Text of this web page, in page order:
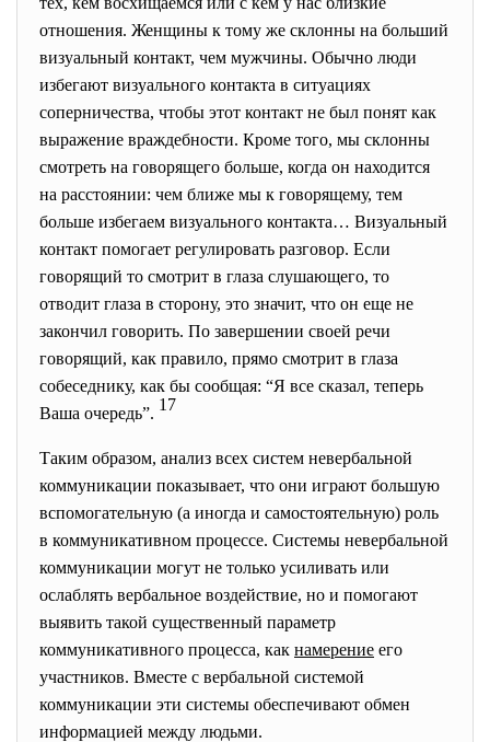
отношения. Женщины к тому же склонны на больший
визуальный контакт, чем мужчины. Обычно люди
избегают визуального контакта в ситуациях
соперничества, чтобы этот контакт не был понят как
выражение враждебности. Кроме того, мы склонны
смотреть на говорящего больше, когда он находится
на расстоянии: чем ближе мы к говорящему, тем
больше избегаем визуального контакта… Визуальный
контакт помогает регулировать разговор. Если
говорящий то смотрит в глаза слушающего, то
отводит глаза в сторону, это значит, что он еще не
закончил говорить. По завершении своей речи
говорящий, как правило, прямо смотрит в глаза
собеседнику, как бы сообщая: “Я все сказал, теперь
Ваша очередь”. 17
Таким образом, анализ всех систем невербальной
коммуникации показывает, что они играют большую
вспомогательную (а иногда и самостоятельную) роль
в коммуникативном процессе. Системы невербальной
коммуникации могут не только усиливать или
ослаблять вербальное воздействие, но и помогают
выявить такой существенный параметр
коммуникативного процесса, как намерение его
участников. Вместе с вербальной системой
коммуникации эти системы обеспечивают обмен
информацией между людьми.